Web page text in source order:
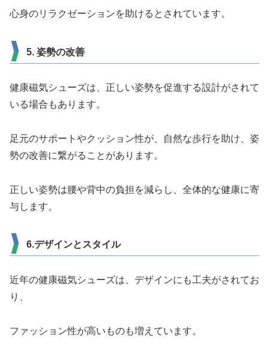
心身のリラクゼーションを助けるとされています。
5. 姿勢の改善
健康磁気シューズは、正しい姿勢を促進する設計がされて
いる場合もあります。
足元のサポートやクッション性が、自然な歩行を助け、姿
勢の改善に繋がることがあります。
正しい姿勢は腰や背中の負担を減らし、全体的な健康に寄
与します。
6.デザインとスタイル
近年の健康磁気シューズは、デザインにも工夫がされてお
り、
ファッション性が高いものも増えています。